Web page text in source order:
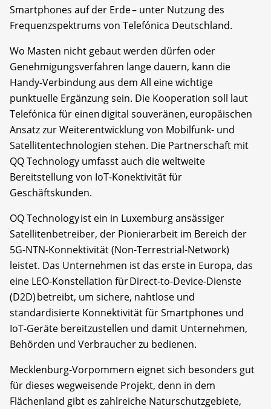
Smartphones auf der Erde – unter Nutzung des
Frequenzspektrums von Telefónica Deutschland.
Wo Masten nicht gebaut werden dürfen oder
Genehmigungsverfahren lange dauern, kann die
Handy-Verbindung aus dem All eine wichtige
punktuelle Ergänzung sein. Die Kooperation soll laut
Telefónica für einen digital souveränen, europäischen
Ansatz zur Weiterentwicklung von Mobilfunk- und
Satellitentechnologien stehen. Die Partnerschaft mit
QQ Technology umfasst auch die weltweite
Bereitstellung von IoT-Konektivität für
Geschäftskunden.
OQ Technology ist ein in Luxemburg ansässiger
Satellitenbetreiber, der Pionierarbeit im Bereich der
5G-NTN-Konnektivität (Non-Terrestrial-Network)
leistet. Das Unternehmen ist das erste in Europa, das
eine LEO-Konstellation für Direct-to-Device-Dienste
(D2D) betreibt, um sichere, nahtlose und
standardisierte Konnektivität für Smartphones und
IoT-Geräte bereitzustellen und damit Unternehmen,
Behörden und Verbraucher zu bedienen.
Mecklenburg-Vorpommern eignet sich besonders gut
für dieses wegweisende Projekt, denn in dem
Flächenland gibt es zahlreiche Naturschutzgebiete,